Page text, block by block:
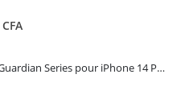
CFA
Coque antichoc Guardian Series pour iPhone 14 Pro Max - TORRAS